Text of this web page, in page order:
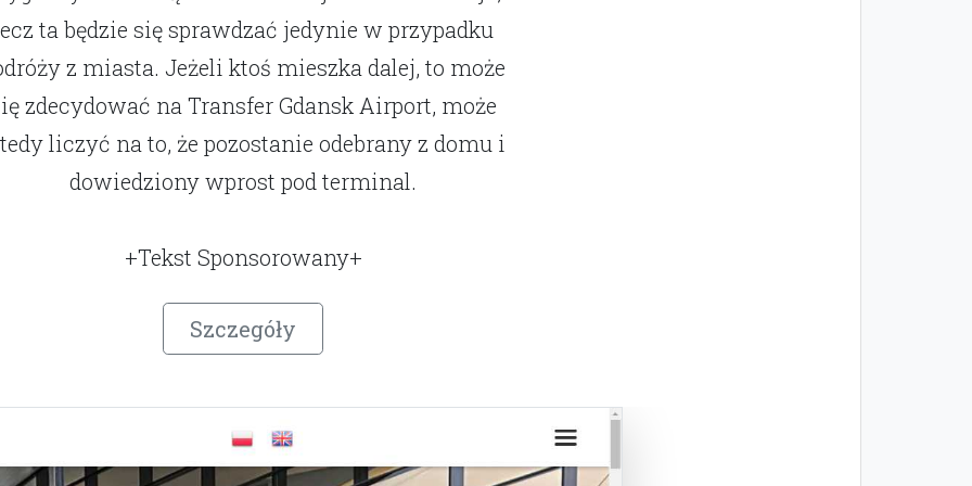
ta będzie się sprawdzać jedynie w przypadku
z miasta. Jeżeli ktoś mieszka dalej, to może
zdecydować na Transfer Gdansk Airport, może
liczyć na to, że pozostanie odebrany z domu i
dowiedziony wprost pod terminal.
+Tekst Sponsorowany+
Szczegóły